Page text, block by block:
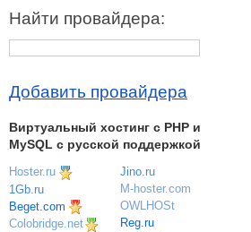
Найти провайдера:
Добавить провайдера
Виртуальный хостинг c PHP и
MySQL с русской поддержкой
Hoster.ru
1Gb.ru
Beget.com
Colobridge.net
Jino.ru
M-hoster.com
OWLHOSt
Reg.ru